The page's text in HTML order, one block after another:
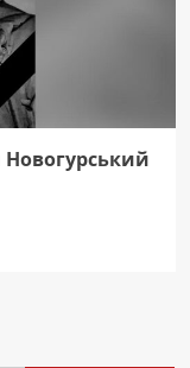
Новогурський